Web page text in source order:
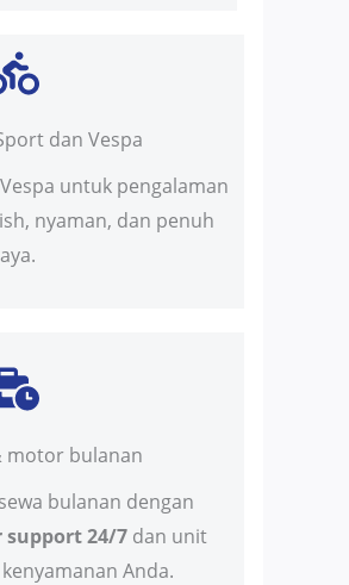
dan Vespa
untuk pengalaman
nyaman, dan penuh
motor bulanan
bulanan dengan
support 24/7 dan unit
Anda.